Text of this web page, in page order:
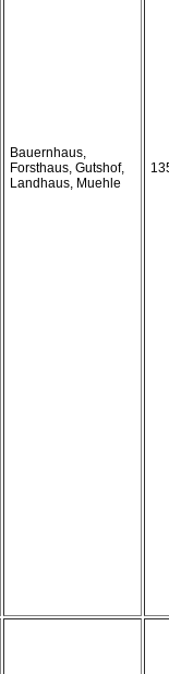
Bauernhaus,
Forsthaus, Gutshof,
Landhaus, Muehle